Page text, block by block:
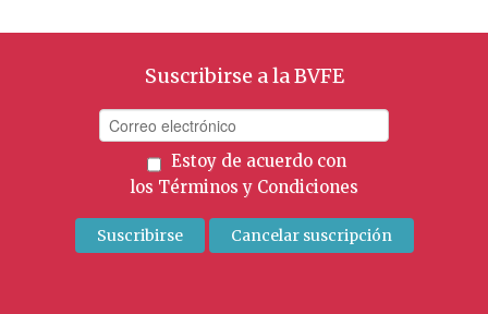
Suscribirse a la BVFE
Estoy de acuerdo con
los Términos y Condiciones